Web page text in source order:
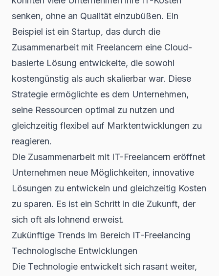
senken, ohne an Qualität einzubüßen. Ein
Beispiel ist ein Startup, das durch die
Zusammenarbeit mit Freelancern eine Cloud-
basierte Lösung entwickelte, die sowohl
kostengünstig als auch skalierbar war. Diese
Strategie ermöglichte es dem Unternehmen,
seine Ressourcen optimal zu nutzen und
gleichzeitig flexibel auf Marktentwicklungen zu
reagieren.
Die Zusammenarbeit mit IT-Freelancern eröffnet
Unternehmen neue Möglichkeiten, innovative
Lösungen zu entwickeln und gleichzeitig Kosten
zu sparen. Es ist ein Schritt in die Zukunft, der
sich oft als lohnend erweist.
Zukünftige Trends Im Bereich IT-Freelancing
Technologische Entwicklungen
Die Technologie entwickelt sich rasant weiter,